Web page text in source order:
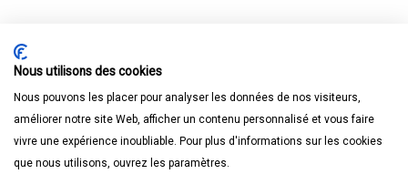
Nous utilisons des cookies
Nous pouvons les placer pour analyser les données de nos visiteurs,
améliorer notre site Web, afficher un contenu personnalisé et vous faire
vivre une expérience inoubliable. Pour plus d'informations sur les cookies
que nous utilisons, ouvrez les paramètres.